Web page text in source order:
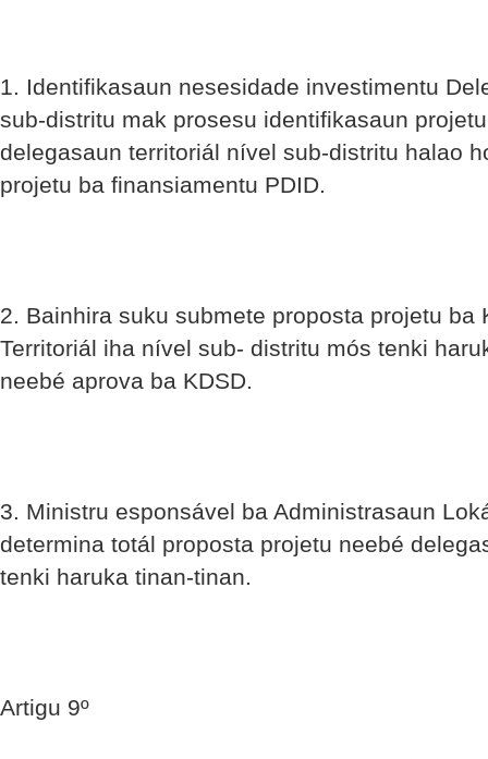
1. Identifikasaun nesesidade investimentu
sub-distritu mak prosesu identifikasaun projetu
delegasaun territoriál nível sub-distritu halao
projetu ba finansiamentu PDID.
2. Bainhira suku submete proposta projetu ba
Territoriál iha nível sub- distritu mós tenki
neebé aprova ba KDSD.
3. Ministru esponsável ba Administrasaun
determina totál proposta projetu neebé
tenki haruka tinan-tinan.
Artigu 9º